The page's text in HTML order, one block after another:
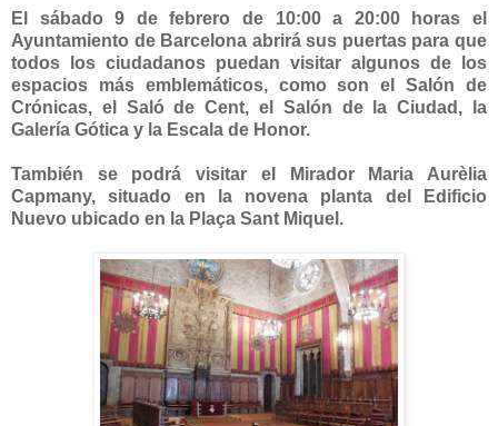
El sábado 9 de febrero de 10:00 a 20:00 horas el
Ayuntamiento de Barcelona abrirá sus puertas para que
todos los ciudadanos puedan visitar algunos de los
espacios más emblemáticos, como son el Salón de
Crónicas, el Saló de Cent, el Salón de la Ciudad, la
Galería Gótica y la Escala de Honor.
También se podrá visitar el Mirador Maria Aurèlia
Capmany, situado en la novena planta del Edificio
Nuevo ubicado en la Plaça Sant Miquel.